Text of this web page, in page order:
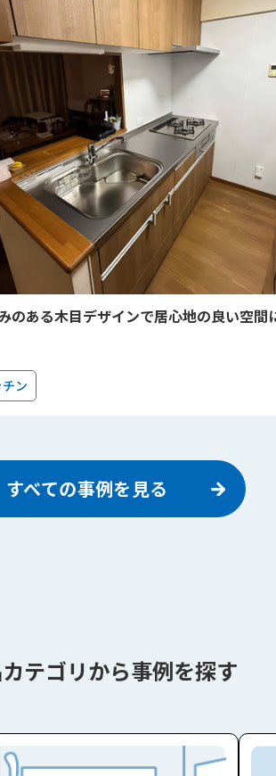
のある木目デザインで居心地の良い空間
ン
すべての事例を見る
テゴリから事例を探す